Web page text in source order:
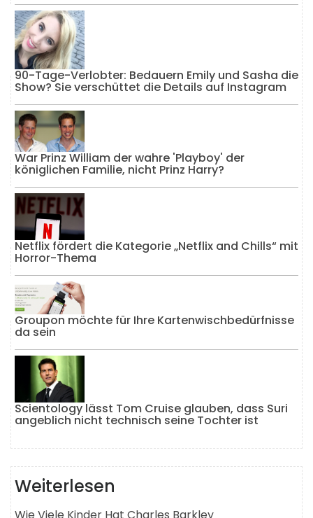
90-Tage-Verlobter: Bedauern Emily und Sasha die
Show? Sie verschüttet die Details auf Instagram
War Prinz William der wahre 'Playboy' der
königlichen Familie, nicht Prinz Harry?
Netflix fördert die Kategorie „Netflix and Chills“ mit
Horror-Thema
Groupon möchte für Ihre Kartenwischbedürfnisse
da sein
Scientology lässt Tom Cruise glauben, dass Suri
angeblich nicht technisch seine Tochter ist
Weiterlesen